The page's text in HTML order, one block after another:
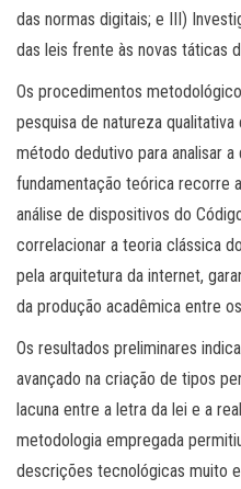
das normas digitais; e III)
das leis frente às novas táticas
Os procedimentos
pesquisa de natureza
método dedutivo para analisar
fundamentação teórica recorre
análise de dispositivos do
correlacionar a teoria clássica
pela arquitetura da internet,
da produção acadêmica entre
Os resultados preliminares
avançado na criação de tipos
lacuna entre a letra da lei e a
metodologia empregada
descrições tecnológicas muito